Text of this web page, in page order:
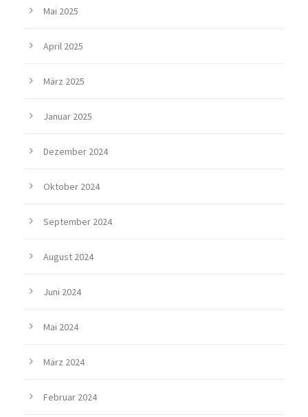
Mai 2025
April 2025
März 2025
Januar 2025
Dezember 2024
Oktober 2024
September 2024
August 2024
Juni 2024
Mai 2024
März 2024
Februar 2024